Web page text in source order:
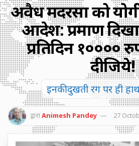
अवैध मदरसों को
आदेश: प्रमाण
प्रतिदिन १००००
दीजिये!
इनकी दुखती रग पर ही
द्वाराAnimesh Pandey 27